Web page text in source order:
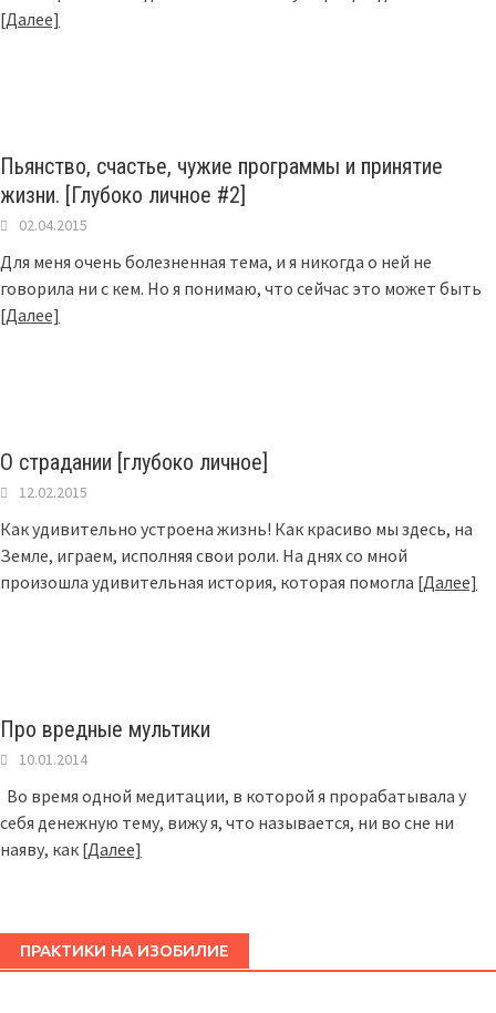
[Далее]
Пьянство, счастье, чужие программы и принятие
жизни. [Глубоко личное #2]
02.04.2015
Для меня очень болезненная тема, и я никогда о ней не
говорила ни с кем. Но я понимаю, что сейчас это может быть
[Далее]
О страдании [глубоко личное]
12.02.2015
Как удивительно устроена жизнь! Как красиво мы здесь, на
Земле, играем, исполняя свои роли. На днях со мной
произошла удивительная история, которая помогла [Далее]
Про вредные мультики
10.01.2014
Во время одной медитации, в которой я прорабатывала у
себя денежную тему, вижу я, что называется, ни во сне ни
наяву, как [Далее]
ПРАКТИКИ НА ИЗОБИЛИЕ